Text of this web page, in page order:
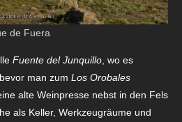
de Fuera
Fuente del Junquillo , wo es
man zum Los Orobales
alte Weinpresse nebst in den Fels
als Keller, Werkzeugräume und